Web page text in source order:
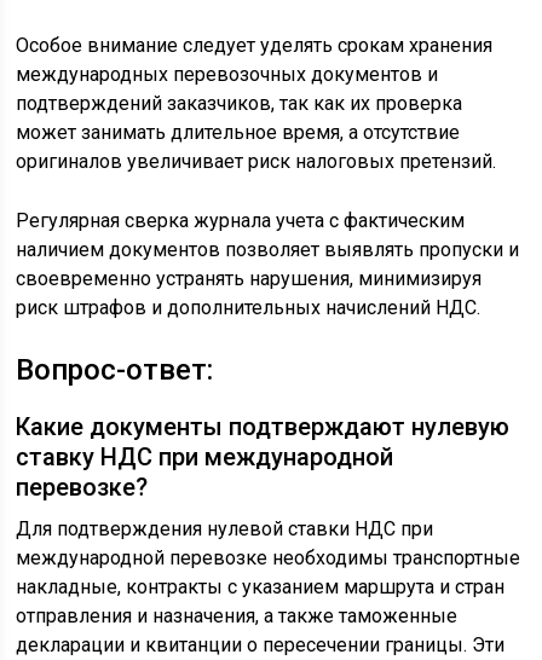
Особое внимание следует уделять срокам хранения
международных перевозочных документов и
подтверждений заказчиков, так как их проверка
может занимать длительное время, а отсутствие
оригиналов увеличивает риск налоговых претензий.
Регулярная сверка журнала учета с фактическим
наличием документов позволяет выявлять пропуски и
своевременно устранять нарушения, минимизируя
риск штрафов и дополнительных начислений НДС.
Вопрос-ответ:
Какие документы подтверждают нулевую
ставку НДС при международной
перевозке?
Для подтверждения нулевой ставки НДС при
международной перевозке необходимы транспортные
накладные, контракты с указанием маршрута и стран
отправления и назначения, а также таможенные
декларации и квитанции о пересечении границы. Эти